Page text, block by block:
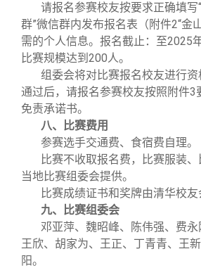
请报名参赛校友按要求正确填写
群”微信群内发布报名表（附件2“金
需的个人信息。报名截止：至2025
比赛规模达到200人。
组委会将对比赛报名校友进行
通过后，请报名参赛校友按照附件3
免责承诺书。
八、比赛费用
参赛选手交通费、食宿费自理。
比赛不收取报名费，比赛服装
当地比赛组委会提供。
比赛成绩证书和奖牌由清华校友
九、比赛组委会
邓亚萍、魏昭峰、陈伟强、费永
王欣、胡家为、王正、丁青青、王
阳。